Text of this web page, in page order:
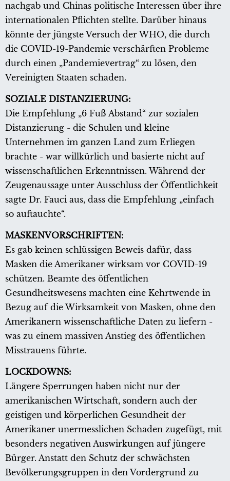
nachgab und Chinas politische Interessen über ihre
internationalen Pflichten stellte. Darüber hinaus
könnte der jüngste Versuch der WHO, die durch
die COVID-19-Pandemie verschärften Probleme
durch einen „Pandemievertrag“ zu lösen, den
Vereinigten Staaten schaden.
SOZIALE DISTANZIERUNG:
Die Empfehlung „6 Fuß Abstand“ zur sozialen
Distanzierung - die Schulen und kleine
Unternehmen im ganzen Land zum Erliegen
brachte - war willkürlich und basierte nicht auf
wissenschaftlichen Erkenntnissen. Während der
Zeugenaussage unter Ausschluss der Öffentlichkeit
sagte Dr. Fauci aus, dass die Empfehlung „einfach
so auftauchte“.
MASKENVORSCHRIFTEN:
Es gab keinen schlüssigen Beweis dafür, dass
Masken die Amerikaner wirksam vor COVID-19
schützen. Beamte des öffentlichen
Gesundheitswesens machten eine Kehrtwende in
Bezug auf die Wirksamkeit von Masken, ohne den
Amerikanern wissenschaftliche Daten zu liefern -
was zu einem massiven Anstieg des öffentlichen
Misstrauens führte.
LOCKDOWNS:
Längere Sperrungen haben nicht nur der
amerikanischen Wirtschaft, sondern auch der
geistigen und körperlichen Gesundheit der
Amerikaner unermesslichen Schaden zugefügt, mit
besonders negativen Auswirkungen auf jüngere
Bürger. Anstatt den Schutz der schwächsten
Bevölkerungsgruppen in den Vordergrund zu